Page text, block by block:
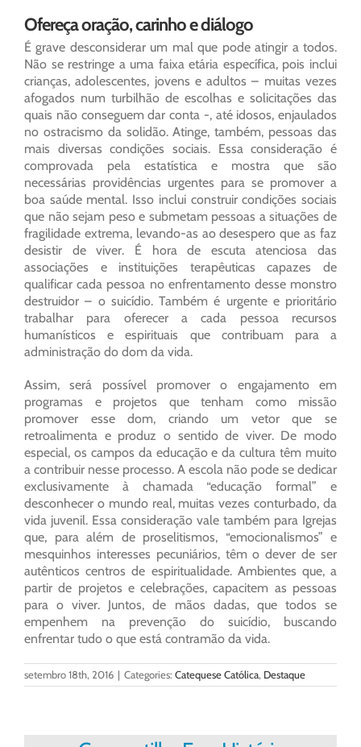
Ofereça oração, carinho e diálogo
É grave desconsiderar um mal que pode atingir a todos.
Não se restringe a uma faixa etária específica, pois inclui
crianças, adolescentes, jovens e adultos – muitas vezes
afogados num turbilhão de escolhas e solicitações das
quais não conseguem dar conta -, até idosos, enjaulados
no ostracismo da solidão. Atinge, também, pessoas das
mais diversas condições sociais. Essa consideração é
comprovada pela estatística e mostra que são
necessárias providências urgentes para se promover a
boa saúde mental. Isso inclui construir condições sociais
que não sejam peso e submetam pessoas a situações de
fragilidade extrema, levando-as ao desespero que as faz
desistir de viver. É hora de escuta atenciosa das
associações e instituições terapêuticas capazes de
qualificar cada pessoa no enfrentamento desse monstro
destruidor – o suicídio. Também é urgente e prioritário
trabalhar para oferecer a cada pessoa recursos
humanísticos e espirituais que contribuam para a
administração do dom da vida.
Assim, será possível promover o engajamento em
programas e projetos que tenham como missão
promover esse dom, criando um vetor que se
retroalimenta e produz o sentido de viver. De modo
especial, os campos da educação e da cultura têm muito
a contribuir nesse processo. A escola não pode se dedicar
exclusivamente à chamada “educação formal” e
desconhecer o mundo real, muitas vezes conturbado, da
vida juvenil. Essa consideração vale também para Igrejas
que, para além de proselitismos, “emocionalismos” e
mesquinhos interesses pecuniários, têm o dever de ser
autênticos centros de espiritualidade. Ambientes que, a
partir de projetos e celebrações, capacitem as pessoas
para o viver. Juntos, de mãos dadas, que todos se
empenhem na prevenção do suicídio, buscando
enfrentar tudo o que está contramão da vida.
setembro 18th, 2016 | Categories: Catequese Católica, Destaque